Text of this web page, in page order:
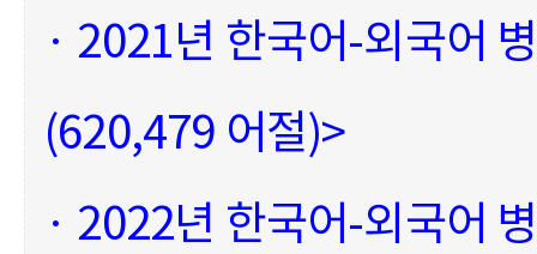
· 2021년 한국어-외국어
(620,479 어절)>
· 2022년 한국어-외국어